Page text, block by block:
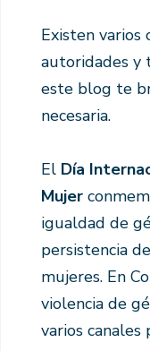
Existen varios
autoridades y
este blog te
necesaria.
El Día
Mujer
igualdad de
persistencia
mujeres. En
violencia de
varios canales